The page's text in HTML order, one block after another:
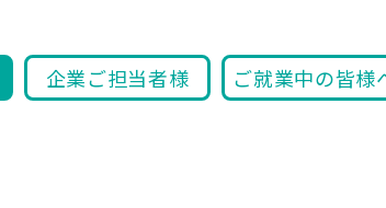
企業ご担当者様 ご就業中の皆様